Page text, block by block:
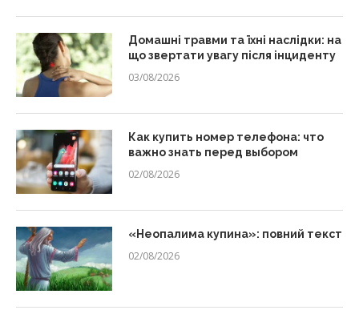
Домашні травми та їхні наслідки: на
що звертати увагу після інциденту
03/08/2026
Как купить номер телефона: что
важно знать перед выбором
02/08/2026
«Неопалима купина»: повний текст
02/08/2026